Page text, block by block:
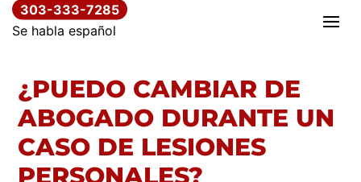
303-333-7285
Se habla español
¿PUEDO CAMBIAR DE
ABOGADO DURANTE UN
CASO DE LESIONES
PERSONALES?